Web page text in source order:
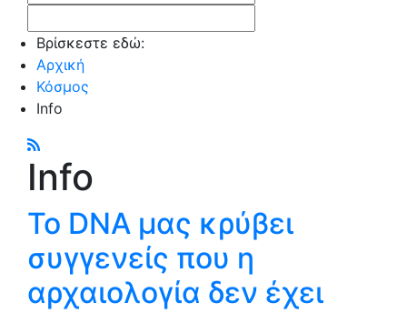
Βρίσκεστε εδώ:
Αρχική
Κόσμος
Info
Info
Το DNA μας κρύβει
συγγενείς που η
αρχαιολογία δεν έχει